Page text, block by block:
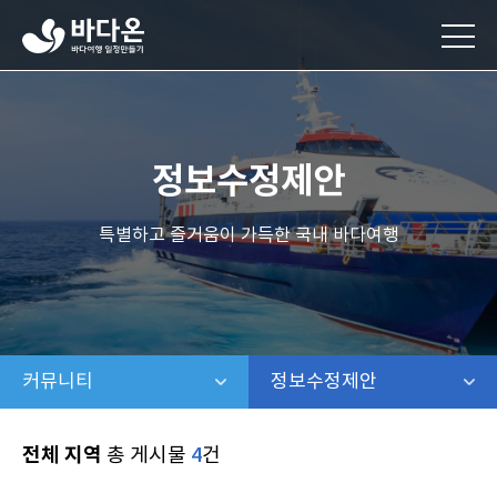
다
온
들
기
정보수정제안
특별하고 즐거움이 가득한 국내 바다여행
커뮤니티 같은 레벨 메뉴 보기 정보수정제안 같은 레벨 보기
전체 지역 총 게시물 4건